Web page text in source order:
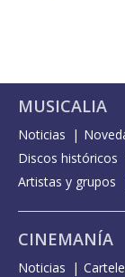
MUSICALIA
Noticias
Discos históricos
Artistas y grupos
CINEMANÍA
Noticias